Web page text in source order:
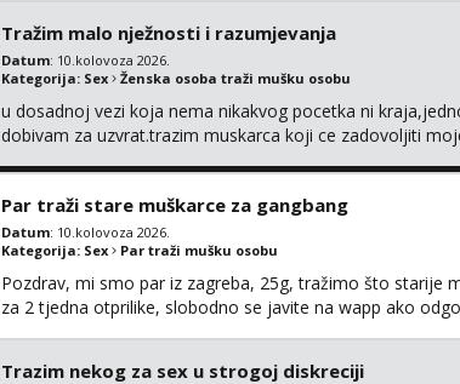
Tražim malo nježnosti i razumjevanja
Datum: 10.kolovoza 2026.
Kategorija: Sex Ženska osoba traži mušku osobu
u dosadnoj vezi koja nema nikakvog pocetka ni
dobivam za uzvrat.trazim muskarca koji ce zadovoljiti
Par traži stare muškarce za gangbang
Datum: 10.kolovoza 2026.
Kategorija: Sex Par traži mušku osobu
Pozdrav, mi smo par iz zagreba, 25g, tražimo što starije
za 2 tjedna otprilike, slobodno se javite na wapp ako
Trazim nekog za sex u strogoj diskreciji